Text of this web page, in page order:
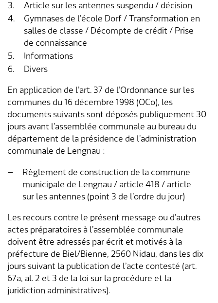
3.
Article sur les antennes suspendu / décision
4.
Gymnases de l’école Dorf / Transformation en
salles de classe / Décompte de crédit / Prise
de connaissance
5.
Informations
6.
Divers
En application de l’art. 37 de l’Ordonnance sur les
communes du 16 décembre 1998 (OCo), les
documents suivants sont déposés publiquement 30
jours avant l’assemblée communale au bureau du
département de la présidence de l’administration
communale de Lengnau :
–
Règlement de construction de la commune
municipale de Lengnau / article 418 / article
sur les antennes (point 3 de l’ordre du jour)
Les recours contre le présent message ou d’autres
actes préparatoires à l’assemblée communale
doivent être adressés par écrit et motivés à la
préfecture de Biel/Bienne, 2560 Nidau, dans les dix
jours suivant la publication de l’acte contesté (art.
67a, al. 2 et 3 de la loi sur la procédure et la
juridiction administratives).
Association des parents d'accueil
Gastronomie
Location d'installations de loisirs
Autorisation d'événements
Assurances sociales
Affaires sociales
Impôts
Construire & planifier
Aménagement du territoire & planification
locale
Cadastre RDPPF
Environnement
Energie & eau
Déchets
Animaux
Transports & mobilité
Sécurité
A propos de Lengnau
Paroisses
Communes partenaires
Lengnauer Notizen
Economie
Département des finances
Service social
Dép. de la construction et des travaux
Dép. de l'exploitation et du génie civil
Centre d'entretien
Administration scolaire
Garderie d'enfants
Collaborateurs
Postes vacants
Stage / apprentissage
Réseaux de communes
Services de A à Z
Répertoire d'adresses
Contact & heures d'ouverture